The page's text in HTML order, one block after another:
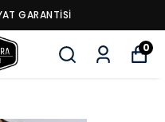
GARANTİSİ
0